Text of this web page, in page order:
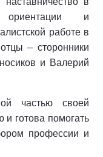
ориентации и
работе в
– сторонники
и Валерий
частью своей
и готова помогать
профессии и